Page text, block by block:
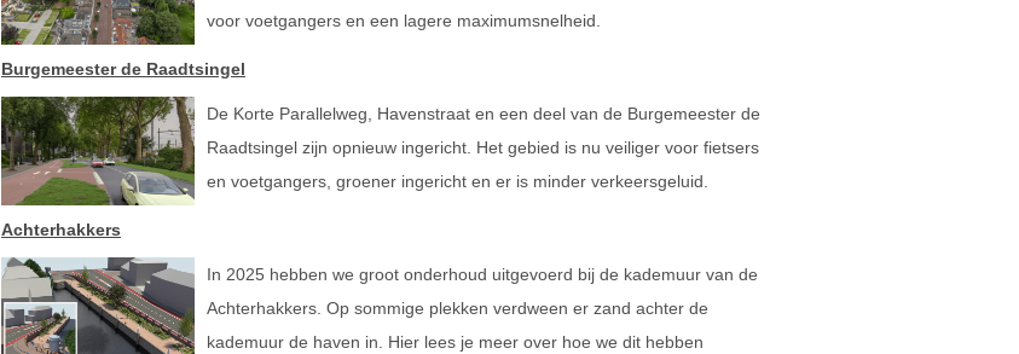
voor voetgangers en een lagere maximumsnelheid.
Burgemeester de Raadtsingel
De Korte Parallelweg, Havenstraat en een deel van de Burgemeester de
Raadtsingel zijn opnieuw ingericht. Het gebied is nu veiliger voor fietsers
en voetgangers, groener ingericht en er is minder verkeersgeluid.
Achterhakkers
In 2025 hebben we groot onderhoud uitgevoerd bij de kademuur van de
Achterhakkers. Op sommige plekken verdween er zand achter de
kademuur de haven in. Hier lees je meer over hoe we dit hebben